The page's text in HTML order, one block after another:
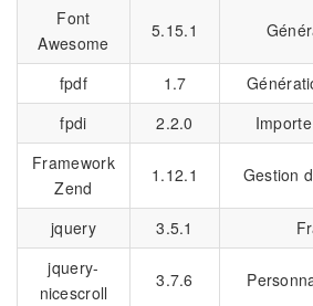
Font
Awesome
5.15.1
fpdf 1.7
fpdi
2.2.0
Framework
Zend
1.12.1 Gestion
jquery 3.5.1
jquery-
nicescroll
3.7.6